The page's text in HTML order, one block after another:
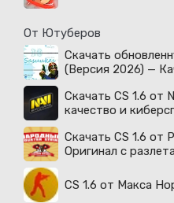
От Ютуберов
Скачать
(Версия 2026) —
Скачать CS 1.6 от
качество и
Скачать CS 1.6 от
Оригинал с
CS 1.6 от Макса